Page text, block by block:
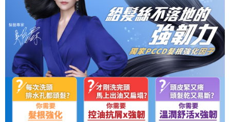
2.付款方式選擇「大哥付你分期」，訂單成立後會自動跳轉到大哥付的交易
流程，驗證手機門號後，選擇欲分期的期數、繳款截止日，確認付款後即完
成交易。
3.實際核准額度、可分期數及費用金額請依後續交易確認頁面所載為準。
4.訂單成立30分鐘內，如未前往確認交易或遇審核未通過，訂單將自動取
消。如遇「轉專審核」未通過狀況，表示未達大哥付你分期系統評分，恕無
法說明評估內容。
【繳款方式說明】
1.分期款項不併入電信帳單，「大哥付你分期」於每月結算日後寄送繳費提
醒簡訊。
2.透過簡訊連結打開帳單後，可選擇「超商條碼／台灣大直營門市／銀行轉
帳／街口支付／iPASS MONEY」等通路繳費。
相關說明
【關於「AFTEE先享後付」】
AFTEE先享後付是「在收到商品之後才付款」的支付方式。 讓您購物簡單
便利好安心！
１．簡單：不需註冊會員、不需綁卡、不需儲值。
２．便利：只要手機號碼，簡訊認證，即可結帳。
３．安心：先確認商品／服務後，再付款。
【「AFTEE先享後付」結帳流程】
１．於結帳方式選擇「AFTEE先享後付」後，將跳轉至「AFTEE先享後付」
結帳頁面，進行簡訊認證並確認金額後，即可完成結帳。
２．訂單成立數日內，您將收到繳費通知簡訊。
３．收到繳費通知簡訊後14天內，點擊此簡訊中的連結，可透過四大超商／
Hami Point
相關說明
「Hami Point」為中華電信所提供之點數服務，可於會員專區綁定中華電信
會員帳號後，即可在購物車使用 Hami Point 折抵消費金額 (1點等於1元)。
ATM付款
貨到付款
運送方式
全家取貨付款